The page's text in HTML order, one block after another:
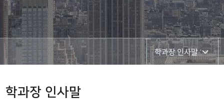
학과장 인사말
학과장 인사말